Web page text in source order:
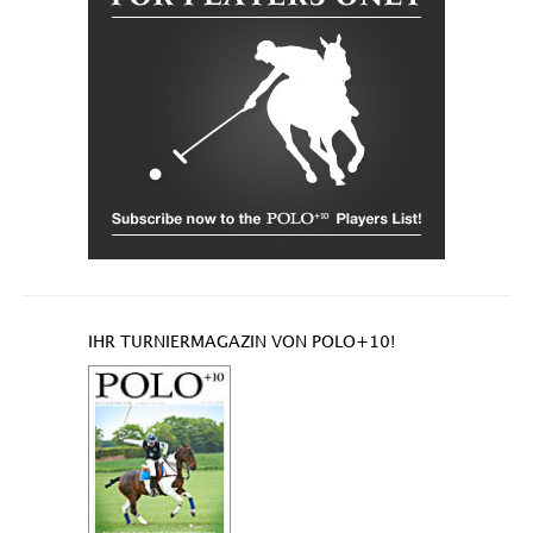
IHR TURNIERMAGAZIN VON POLO+10!